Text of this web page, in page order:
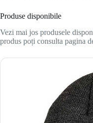
Produse disponibile
Vezi mai jos produsele
produs poți consulta pagina